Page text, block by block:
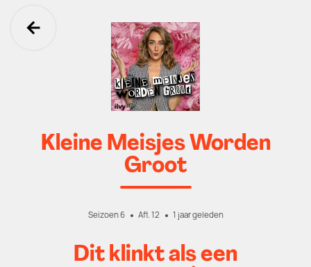
Ga terug
Kleine Meisjes Worden
Groot
Seizoen 6 Afl. 12 1 jaar geleden
Dit klinkt als een